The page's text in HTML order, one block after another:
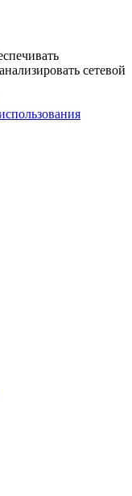
сетевой